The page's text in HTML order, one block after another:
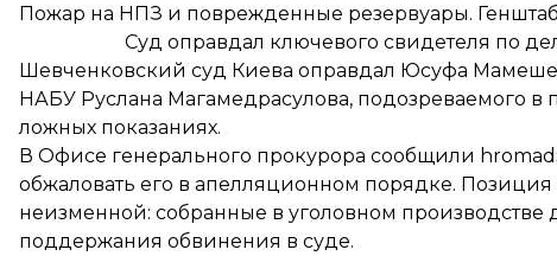
Пожар на НПЗ и поврежденные резервуары.
Суд оправдал ключевого свидетеля по
Шевченковский суд Киева оправдал Юсуфа
НАБУ Руслана Магамедрасулова, подозреваемого в
ложных показаниях.
В Офисе генерального прокурора сообщили
обжаловать его в апелляционном порядке. Позиция
неизменной: собранные в уголовном производстве
поддержания обвинения в суде.